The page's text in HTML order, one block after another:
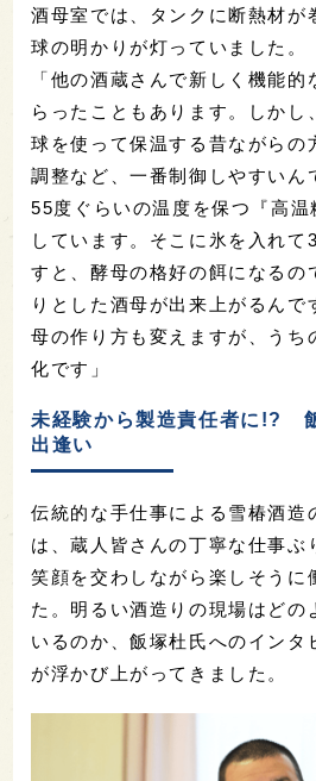
酒母室では、タンクに断熱材が
球の明かりが灯っていました。
「他の酒蔵さんで新しく機能的
らったこともあります。しかし
球を使って保温する昔ながらの
調整など、一番制御しやすいん
55度ぐらいの温度を保つ『高温
しています。そこに氷を入れて
すと、酵母の格好の餌になるの
りとした酒母が出来上がるんで
母の作り方も変えますが、うち
化です」
未経験から製造責任者に!?
出逢い
伝統的な手仕事による雪椿酒造
は、蔵人皆さんの丁寧な仕事ぶ
笑顔を交わしながら楽しそうに
た。明るい酒造りの現場はどの
いるのか、飯塚杜氏へのインタ
が浮かび上がってきました。